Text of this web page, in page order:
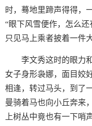
时，蓦地里蹄声得得，
“眼下风雪便作，怎么还
只见马上乘者披着一件
李文秀这时的眼力
女子身形袅娜，面目姣
相逢，转过马头，到了
曼骑着马也向小丘奔来
上树丛中竟也有一下哨